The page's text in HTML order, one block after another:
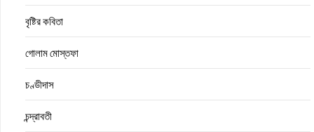
বৃষ্টির কবিতা
গোলাম মোস্তফা
চণ্ডীদাস
চন্দ্রাবতী